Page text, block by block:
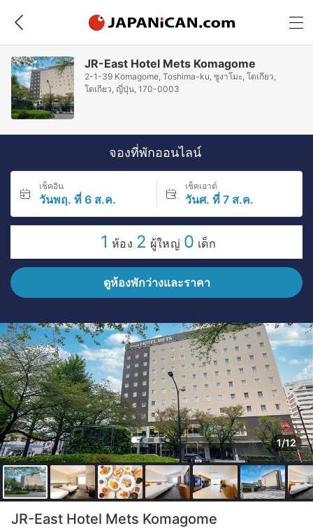
JR-East Hotel Mets Komagome
2-1-39 Komagome, Toshima-ku, ซูงาโมะ, โตเกียว,
โตเกียว, ญี่ปุ่น, 170-0003
จองที่พักออนไลน์
เช็คอิน
วันพฤ. ที่ 6 ส.ค.
เช็คเอาต์
วันศ. ที่ 7 ส.ค.
1 ห้อง 2 ผู้ใหญ่ 0 เด็ก
ดูห้องพักว่างและราคา
1/12
JR-East Hotel Mets Komagome